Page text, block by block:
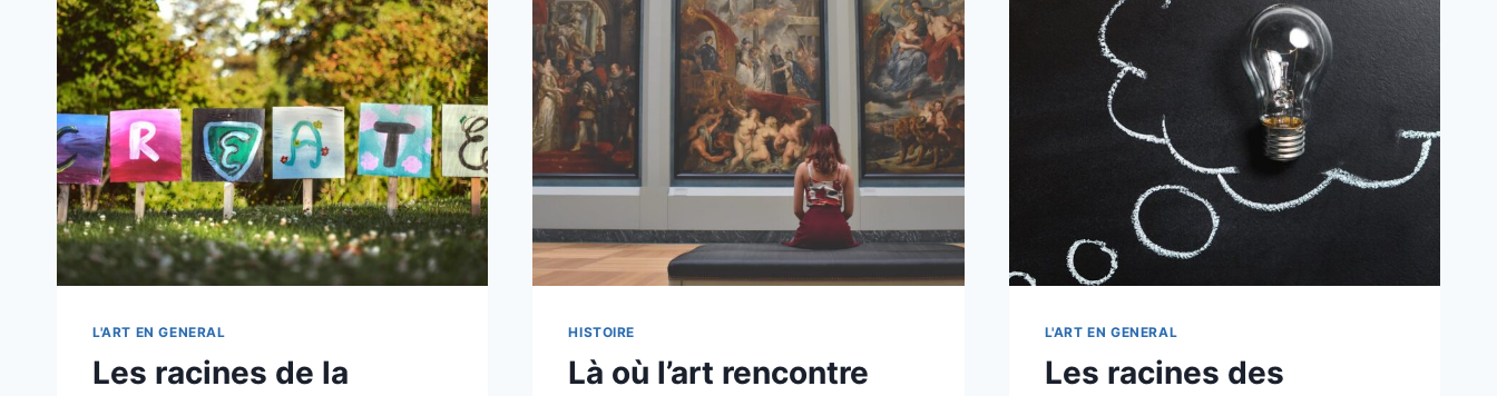
SES
RACINES
HISTORIQUES
INFLUENCE
L’ESTHÉTIQUE
POPULAIRES
L'ART EN GENERAL
Les racines de la
HISTOIRE
Là où l’art rencontre
L'ART EN GENERAL
Les racines des